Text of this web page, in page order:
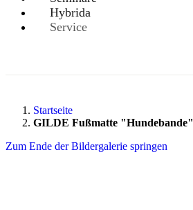
Hybrida
Service
Startseite
GILDE Fußmatte "Hundebande"
Zum Ende der Bildergalerie springen